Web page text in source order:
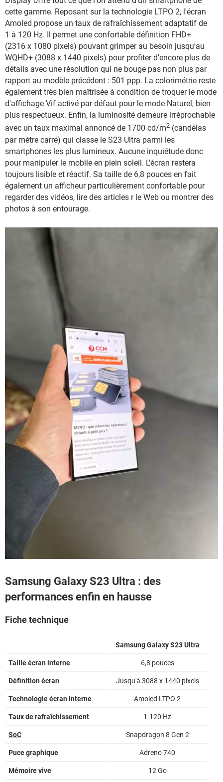
cette gamme. Reposant sur la technologie LTPO 2, l'écran
Amoled propose un taux de rafraîchissement adaptatif de
1 à 120 Hz. Il permet une confortable définition FHD+
(2316 x 1080 pixels) pouvant grimper au besoin jusqu'au
WQHD+ (3088 x 1440 pixels) pour profiter d'encore plus de
détails avec une résolution qui ne bouge pas non plus par
rapport au modèle précédent : 501 ppp. La colorimétrie reste
également très bien maîtrisée à condition de troquer le mode
d'affichage Vif activé par défaut pour le mode Naturel, bien
plus respectueux. Enfin, la luminosité demeure irréprochable
avec un taux maximal annoncé de 1700 cd/m2 (candélas
par mètre carré) qui classe le S23 Ultra parmi les
smartphones les plus lumineux. Aucune inquiétude donc
pour manipuler le mobile en plein soleil. L'écran restera
toujours lisible et réactif. Sa taille de 6,8 pouces en fait
également un afficheur particulièrement confortable pour
regarder des vidéos, lire des articles r le Web ou montrer des
photos à son entourage.
Samsung Galaxy S23 Ultra : des
performances enfin en hausse
Fiche technique
Samsung Galaxy S23 Ultra
Taille écran interne 6,8 pouces
Définition écran Jusqu'à 3088 x 1440 pixels
Technologie écran interne Amoled LTPO 2
Taux de rafraîchissement 1-120 Hz
SoC Snapdragon 8 Gen 2
Puce graphique Adreno 740
Mémoire vive 12 Go